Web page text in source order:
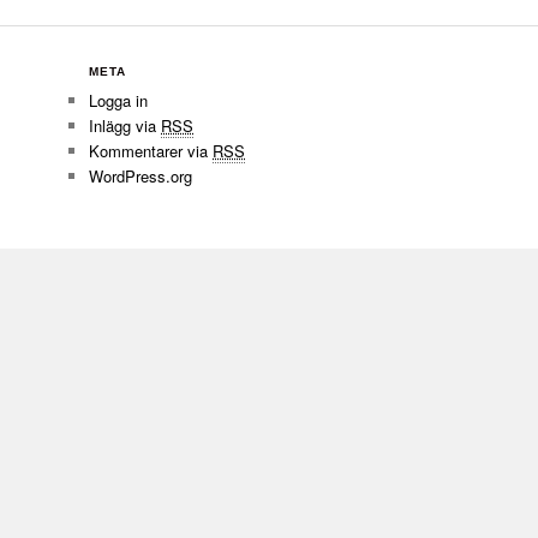
META
Logga in
Inlägg via RSS
Kommentarer via RSS
WordPress.org